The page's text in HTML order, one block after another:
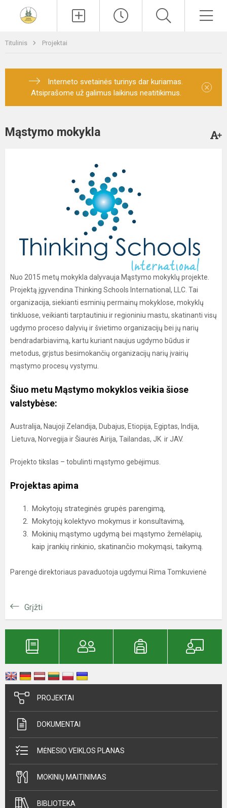
Titulinis Projektai
Interneto svetainės turinys dar kuriamas.
Atsiprašome už galimus laikinus neatitikimus.
×
Mąstymo mokykla
Nuo 2015 metų mokykla dalyvauja Mąstymo mokyklų projekte.
Projektą įgyvendina Thinking Schools International, LLC. Tai
organizacija, siekianti esminių permainų mokyklose, mokyklų
tinkluose, veikianti tarptautiniu ir regioniniu mastu, skatinanti visų
ugdymo proceso dalyvių ir švietimo organizacijų bei jų narių
bendradarbiavimą, kartu kuriant naujus ugdymo būdus ir
metodus, grįstus besimokančių organizacijų narių įvairių
mąstymo procesų vystymu.
Šiuo metu Mąstymo mokyklos veikia šiose
valstybėse:
Australija, Naujoji Zelandija, Dubajus, Etiopija, Egiptas, Indija,
Lietuva, Norvegija ir Šiaurės Airija, Tailandas, JK ir JAV.
Projekto tikslas – tobulinti mąstymo gebėjimus.
Projektas apima
Mokytojų strateginės grupės parengimą,
Mokytojų kolektyvo mokymus ir konsultavimą,
Mokinių mąstymo ugdymą bei mąstymo žemėlapių,
kaip įrankių rinkinio, skatinančio mokymąsi, taikymą.
Parengė direktoriaus pavaduotoja ugdymui Rima Tomkuvienė
Grįžti
PROJEKTAI
DOKUMENTAI
MĖNESIO VEIKLOS PLANAS
MOKINIŲ MAITINIMAS
BIBLIOTEKA